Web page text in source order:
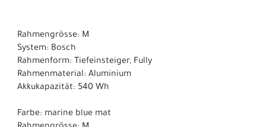
Rahmengrösse: M
System: Bosch
Rahmenform: Tiefeinsteiger, Fully
Rahmenmaterial: Aluminium
Akkukapazität: 540 Wh
Farbe: marine blue mat